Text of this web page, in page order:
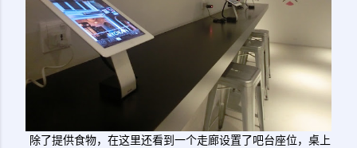
除了提供食物，在这里还看到一个走廊设置了吧台座位，桌上